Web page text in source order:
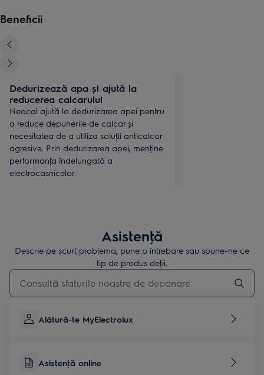
Beneficii
Dedurizează apa și ajută la
reducerea calcarului
Neocal ajută la dedurizarea apei pentru
a reduce depunerile de calcar și
necesitatea de a utiliza soluţii anticalcar
agresive. Prin dedurizarea apei, menţine
performanţa îndelungată a
electrocasnicelor.
Asistenţă
Descrie pe scurt problema, pune o întrebare sau spune-ne ce
tip de produs deţii.
Type to search for support articles
Alătură-te MyElectrolux
Asistenţă online